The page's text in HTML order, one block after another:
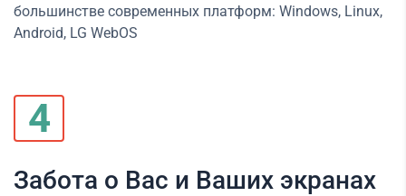
большинстве современных платформ: Windows, Linux,
Android, LG WebOS
4
Забота о Вас и Ваших экранах